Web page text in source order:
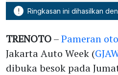
! Ringkasan ini dihasilkan
TRENOTO–Pameran
Jakarta Auto Week (
dibuka besok pada